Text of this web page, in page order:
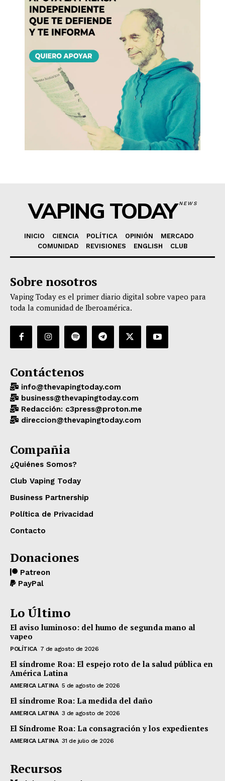
VAPING TODAYNEWS
INICIO CIENCIA POLÍTICA OPINIÓN
MERCADO
COMUNIDAD
REVISIONES ENGLISH CLUB
Sobre nosotros
Vaping Today es el primer diario digital sobre vapeo para
toda la comunidad de Iberoamérica.
Contáctenos
info@thevapingtoday.com
business@thevapingtoday.com
Redacción: c3press@proton.me
direccion@thevapingtoday.com
Compañia
¿Quiénes Somos?
Club Vaping Today
Business Partnership
Política de Privacidad
Contacto
Donaciones
Patreon
PayPal
Lo Último
El aviso luminoso: del humo de segunda mano al
vapeo
POLÍTICA 7 de agosto de 2026
El síndrome Roa: El espejo roto de la salud pública en
América Latina
AMERICA LATINA 5 de agosto de 2026
El síndrome Roa: La medida del daño
AMERICA LATINA 3 de agosto de 2026
El Síndrome Roa: La consagración y los expedientes
AMERICA LATINA 31 de julio de 2026
Recursos